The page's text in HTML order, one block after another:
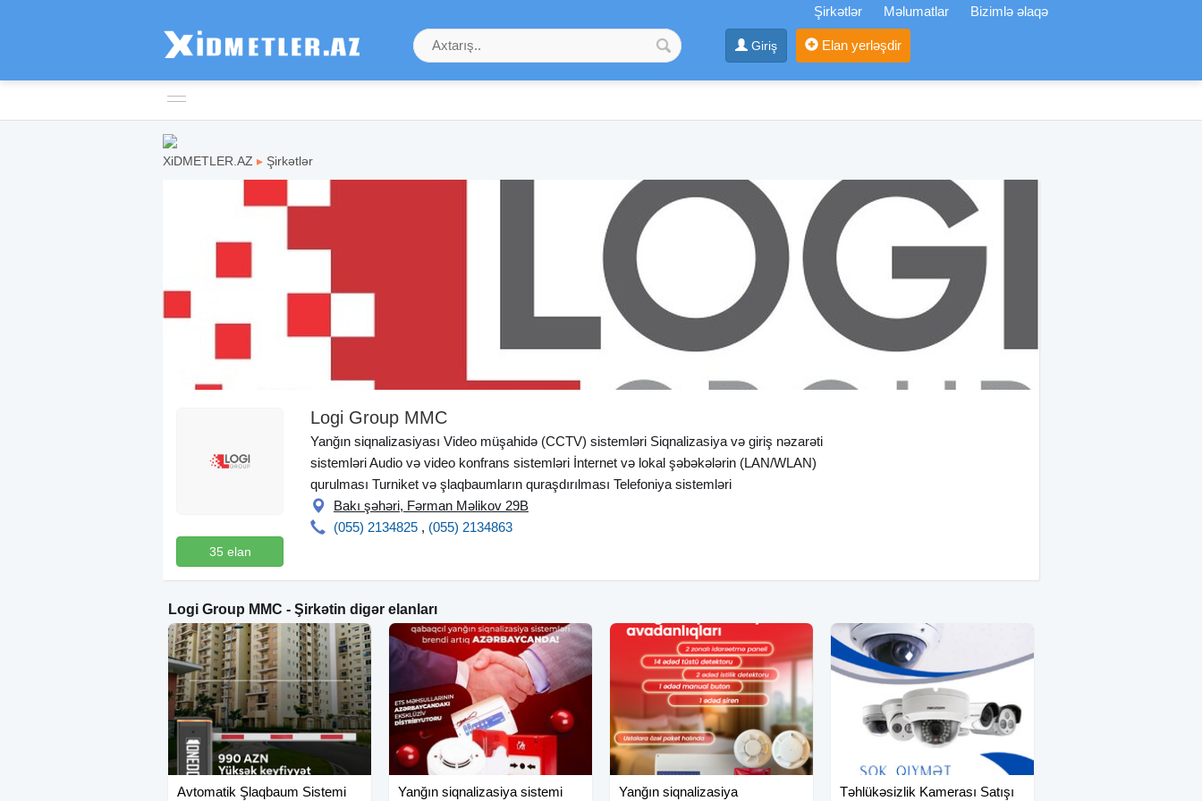
Şirkətlər Məlumatlar Bizimlə əlaqə
Giriş Elan yerləşdir
XiDMETLER.AZ ▸ Şirkətlər
35 elan
Logi Group MMC
Yanğın siqnalizasiyası Video müşahidə (CCTV) sistemləri Siqnalizasiya və giriş nəzarəti
sistemləri Audio və video konfrans sistemləri İnternet və lokal şəbəkələrin (LAN/WLAN)
qurulması Turniket və şlaqbaumların quraşdırılması Telefoniya sistemləri
Bakı şəhəri, Fərman Məlikov 29B
(055) 2134825 , (055) 2134863
Logi Group MMC - Şirkətin digər elanları
Avtomatik Şlaqbaum Sistemi Yanğın siqnalizasiya sistemi
Yanğın siqnalizasiya
Təhlükəsizlik Kamerası Satışı